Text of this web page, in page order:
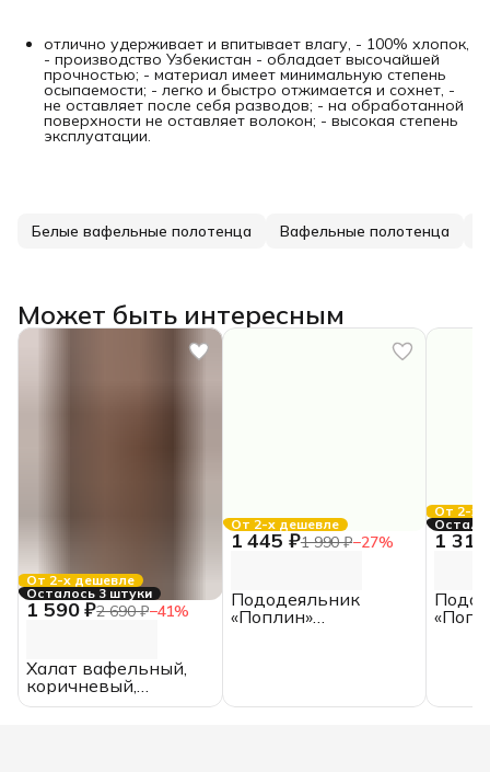
отлично удерживает и впитывает влагу, - 100% хлопок,
- производство Узбекистан - обладает высочайшей
прочностью; - материал имеет минимальную степень
осыпаемости; - легко и быстро отжимается и сохнет, -
не оставляет после себя разводов; - на обработанной
поверхности не оставляет волокон; - высокая степень
эксплуатации.
Белые вафельные полотенца Вафельные полотенца
Может быть интересным
От 2-х дешевле
Осталось 3 штуки
1 590 ₽2 690 ₽−41%
Халат вафельный,
коричневый,
«Кимоно», размер 46,
От 2-х дешевле
1 445 ₽1 990 ₽−27%
Пододеяльник
«Поплин»
От 2-х
1